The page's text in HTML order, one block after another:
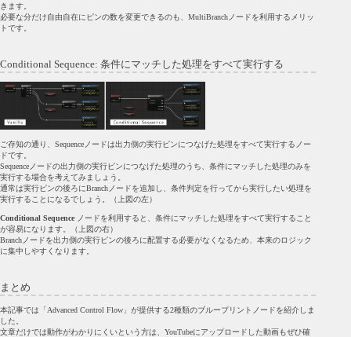
きます。
必要な分だけ自由自在にピンの数を変更できるのも、MultiBranchノードを利用するメリッ
トです。
Conditional Sequence: 条件にマッチした処理をすべて実行する
ご存知の通り、Sequenceノードは出力側の実行ピンにつなげた処理をすべて実行するノー
ドです。
Sequenceノードの出力側の実行ピンにつなげた処理のうち、条件にマッチした処理のみを
実行する場合を考えてみましょう。
通常は実行ピンの後ろにBranchノードを追加し、条件判定を行ってから実行したい処理を
実行することになるでしょう。（上図の左）
Conditional Sequence ノードを利用すると、条件にマッチした処理をすべて実行すること
が容易になります。（上図の右）
Branchノードを出力側の実行ピンの後ろに配置する必要がなくなるため、本来のロジック
に集中しやすくなります。
まとめ
本記事では「Advanced Control Flow」が提供する2種類のブループリントノードを紹介しま
した。
文章だけでは動作がわかりにくいという方は、YouTubeにアップロードした動画もぜひ確